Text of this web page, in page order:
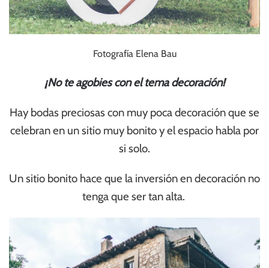
Fotografía Elena Bau
¡No te agobies con el tema decoración!
Hay bodas preciosas con muy poca decoración que se
celebran en un sitio muy bonito y el espacio habla por
si solo.
Un sitio bonito hace que la inversión en decoración no
tenga que ser tan alta.